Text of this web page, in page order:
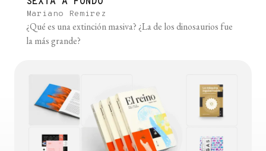
Mariano Remirez
¿Qué es una extinción masiva? ¿La de los dinosaurios fue
la más grande?